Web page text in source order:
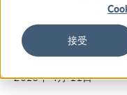
接受
非牛顿流
作者Jennifer Segui
2013年 4月 11日